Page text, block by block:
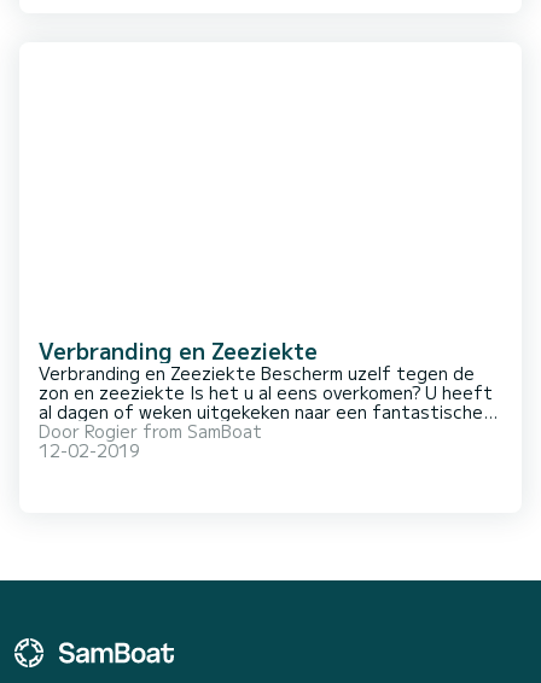
Verbranding en Zeeziekte
Verbranding en Zeeziekte Bescherm uzelf tegen de
zon en zeeziekte Is het u al eens overkomen? U heeft
al dagen of weken uitgekeken naar een fantastische
boottocht en als de dag eenmaal daar is, loopt het uit
op een grote teleurstelling door één van de volgende
Door Rogier from SamBoat
12-02-2019